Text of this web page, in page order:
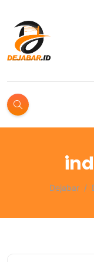
Dejabar